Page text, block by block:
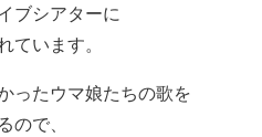
ブシアターに
ています。
ったウマ娘たちの歌を
ので、